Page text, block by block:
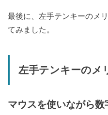
最後に、左手テンキーのメ
てみました。
左手テンキーのメ
マウスを使いながら